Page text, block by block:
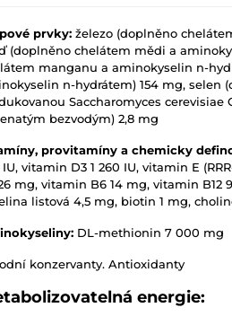
prvky: železo (doplněno
(doplněno chelátem mědi a
manganu a aminokyselin n-
n-hydrátem) 154 mg, selen
Saccharomyces
bezvodým) 2,8 mg
provitamíny a chemicky
IU, vitamin D3 1 260 IU, vitamin E
mg, vitamin B6 14 mg, vitamin B12
listová 4,5 mg, biotin 1 mg,
DL-methionin 7 000 mg
konzervanty. Antioxidanty
energie: